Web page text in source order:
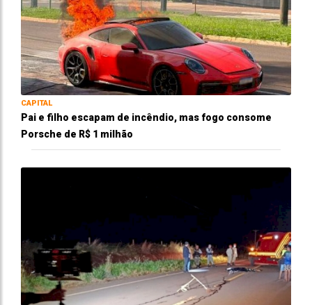
CAPITAL
Pai e filho escapam de incêndio, mas fogo consome
Porsche de R$ 1 milhão